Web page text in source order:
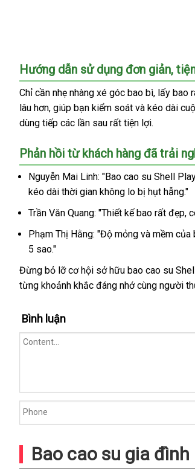
Hướng dẫn sử dụng đơn giản,
Chỉ cần nhẹ nhàng xé góc bao bì, lấy
lâu hơn, giúp bạn kiểm soát và kéo dài
dùng tiếp các lần sau rất tiện lợi.
Phản hồi từ khách hàng đã trải
Nguyễn Mai Linh: "Bao cao su Shell
kéo dài thời gian không lo bị hụt hẫng."
Trần Văn Quang: "Thiết kế bao rất
Phạm Thị Hằng: "Độ mỏng và mềm
5 sao."
Đừng bỏ lỡ cơ hội sở hữu bao cao su
từng khoảnh khắc đáng nhớ cùng người
Bình luận
Bao cao su gia đình